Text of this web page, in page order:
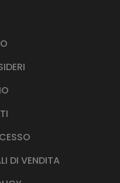
DI VENDITA